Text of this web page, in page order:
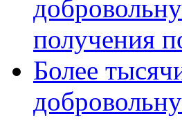
получения
Более